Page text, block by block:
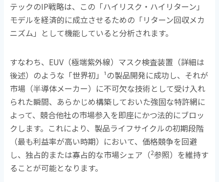
テックのIP戦略は、この「ハイリスク・ハイリターン」
モデルを経済的に成立させるための「リターン回収メカ
ニズム」として機能していると分析されます。
すなわち、 EUV （極端紫外線）マスク検査装置（詳細は
後述）のような「世界初」 ¹の製品開発に成功し、それが
市場（半導体メーカー）に不可欠な技術として受け入れ
られた瞬間、あらかじめ構築しておいた強固な特許網に
よって、競合他社の市場参入を即座にかつ法的にブロッ
クします。これにより、製品ライフサイクルの初期段階
（最も利益率が高い時期）において、価格競争を回避
し、独占的または寡占的な市場シェア（2参照）を維持す
ることが可能となります。